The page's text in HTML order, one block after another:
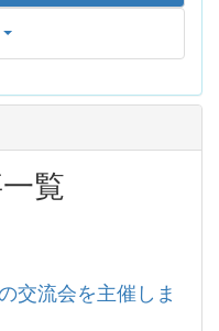
覧
交流会を主催しま